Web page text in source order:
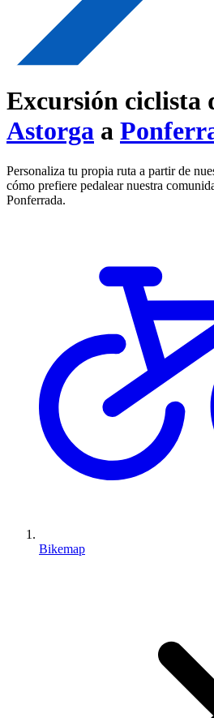
Excursión ciclista
Astorga a
Personaliza tu propia ruta a partir de
cómo prefiere pedalear nuestra
Ponferrada.
Bikemap